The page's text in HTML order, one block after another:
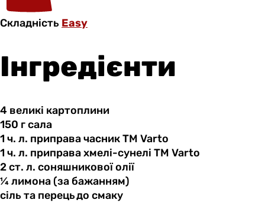
Складність Easy
Інгредієнти
4 великі картоплини
150 гсала
1 ч. л. приправа часник ТМ Varto
1 ч. л. приправа хмелі-сунелі ТМ Varto
2 ст. л. соняшникової олії
¼ лимона(за бажанням)
сіль та перець до смаку